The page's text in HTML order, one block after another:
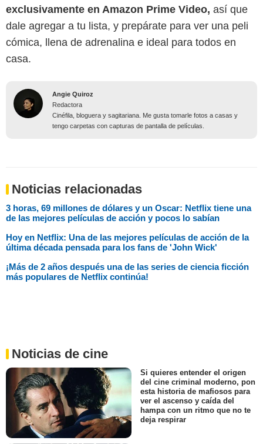
exclusivamente en Amazon Prime Video, así que
dale agregar a tu lista, y prepárate para ver una peli
cómica, llena de adrenalina e ideal para todos en
casa.
Angie Quiroz
Redactora
Cinéfila, bloguera y sagitariana. Me gusta tomarle fotos a casas y
tengo carpetas con capturas de pantalla de películas.
Noticias relacionadas
3 horas, 69 millones de dólares y un Oscar: Netflix tiene una
de las mejores películas de acción y pocos lo sabían
Hoy en Netflix: Una de las mejores películas de acción de la
última década pensada para los fans de 'John Wick'
¡Más de 2 años después una de las series de ciencia ficción
más populares de Netflix continúa!
Noticias de cine
Si quieres entender el origen
del cine criminal moderno, pon
esta historia de mafiosos para
ver el ascenso y caída del
hampa con un ritmo que no te
deja respirar